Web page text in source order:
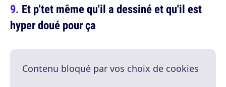
Et p'tet même qu'il a dessiné et qu'il est
hyper doué pour ça
Contenu bloqué par vos choix de cookies